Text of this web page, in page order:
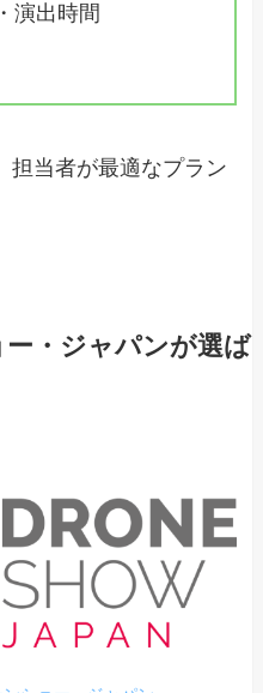
演出時間
担当者が最適なプラン
・ジャパンが選ば